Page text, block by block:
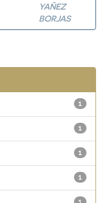
YAÑEZ
BORJAS
1
1
1
1